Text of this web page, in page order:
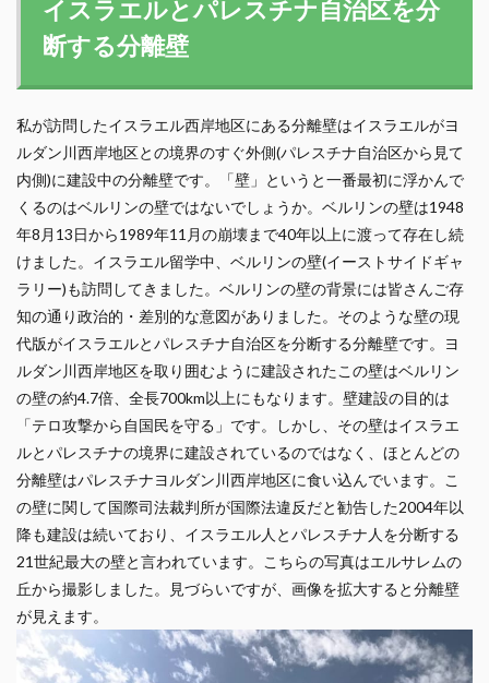
イスラエルとパレスチナ自治区を分
断する分離壁
私が訪問したイスラエル西岸地区にある分離壁はイスラエルがヨ
ルダン川西岸地区との境界のすぐ外側(パレスチナ自治区から見て
内側)に建設中の分離壁です。「壁」というと一番最初に浮かんで
くるのはベルリンの壁ではないでしょうか。ベルリンの壁は1948
年8月13日から1989年11月の崩壊まで40年以上に渡って存在し続
けました。イスラエル留学中、ベルリンの壁(イーストサイドギャ
ラリー)も訪問してきました。ベルリンの壁の背景には皆さんご存
知の通り政治的・差別的な意図がありました。そのような壁の現
代版がイスラエルとパレスチナ自治区を分断する分離壁です。ヨ
ルダン川西岸地区を取り囲むように建設されたこの壁はベルリン
の壁の約4.7倍、全長700km以上にもなります。壁建設の目的は
「テロ攻撃から自国民を守る」です。しかし、その壁はイスラエ
ルとパレスチナの境界に建設されているのではなく、ほとんどの
分離壁はパレスチナヨルダン川西岸地区に食い込んでいます。こ
の壁に関して国際司法裁判所が国際法違反だと勧告した2004年以
降も建設は続いており、イスラエル人とパレスチナ人を分断する
21世紀最大の壁と言われています。こちらの写真はエルサレムの
丘から撮影しました。見づらいですが、画像を拡大すると分離壁
が見えます。